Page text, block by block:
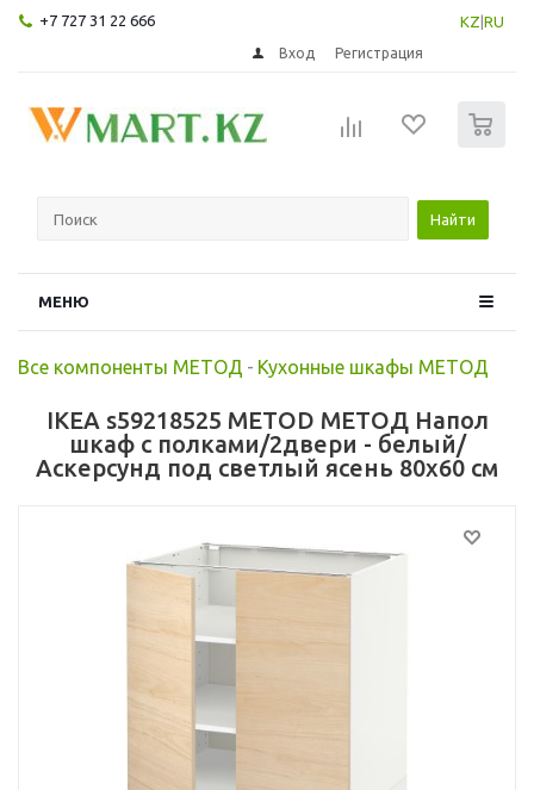
+7 727 31 22 666 KZ RU
Вход Регистрация
Найти
МЕНЮ
Все компоненты МЕТОД - Кухонные шкафы МЕТОД
IKEA s59218525 METOD МЕТОД Напол
шкаф с полками/2двери - белый/
Аскерсунд под светлый ясень 80x60 см